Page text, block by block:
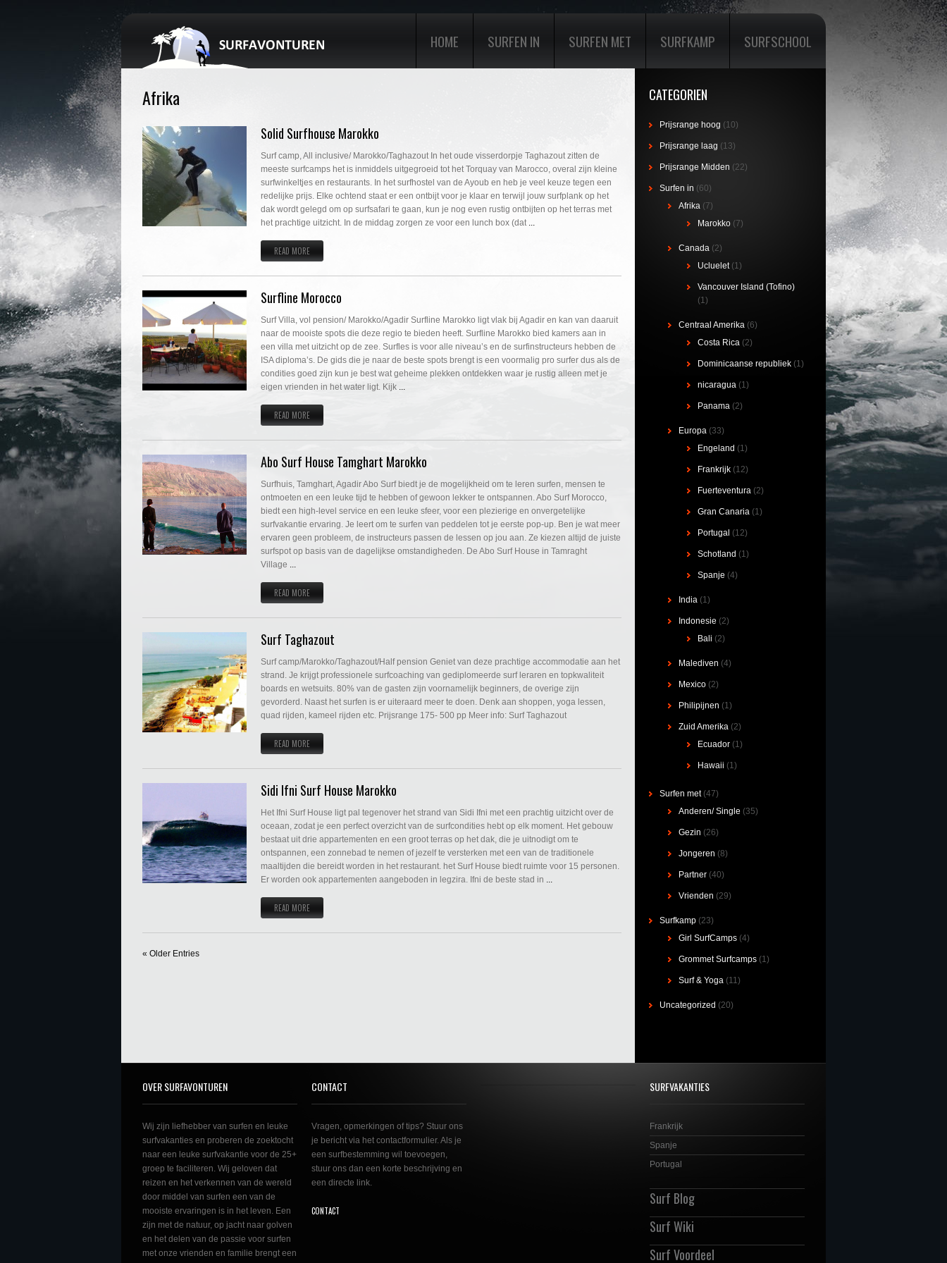
HOME SURFEN IN SURFEN MET SURFKAMP SURFSCHOOL
Afrika
Solid Surfhouse Marokko
Surf camp, All inclusive/ Marokko/Taghazout In het oude visserdorpje Taghazout zitten de
meeste surfcamps het is inmiddels uitgegroeid tot het Torquay van Marocco, overal zijn kleine
surfwinkeltjes en restaurants. In het surfhostel van de Ayoub en heb je veel keuze tegen een
redelijke prijs. Elke ochtend staat er een ontbijt voor je klaar en terwijl jouw surfplank op het
dak wordt gelegd om op surfsafari te gaan, kun je nog even rustig ontbijten op het terras met
het prachtige uitzicht. In de middag zorgen ze voor een lunch box (dat ...
READ MORE
Surfline Morocco
Surf Villa, vol pension/ Marokko/Agadir Surfline Marokko ligt vlak bij Agadir en kan van daaruit
naar de mooiste spots die deze regio te bieden heeft. Surfline Marokko bied kamers aan in
een villa met uitzicht op de zee. Surfles is voor alle niveau’s en de surfinstructeurs hebben de
ISA diploma’s. De gids die je naar de beste spots brengt is een voormalig pro surfer dus als de
condities goed zijn kun je best wat geheime plekken ontdekken waar je rustig alleen met je
eigen vrienden in het water ligt. Kijk ...
READ MORE
Abo Surf House Tamghart Marokko
Surfhuis, Tamghart, Agadir Abo Surf biedt je de mogelijkheid om te leren surfen, mensen te
ontmoeten en een leuke tijd te hebben of gewoon lekker te ontspannen. Abo Surf Morocco,
biedt een high-level service en een leuke sfeer, voor een plezierige en onvergetelijke
surfvakantie ervaring. Je leert om te surfen van peddelen tot je eerste pop-up. Ben je wat meer
ervaren geen probleem, de instructeurs passen de lessen op jou aan. Ze kiezen altijd de juiste
surfspot op basis van de dagelijkse omstandigheden. De Abo Surf House in Tamraght
Village ...
READ MORE
Surf Taghazout
Surf camp/Marokko/Taghazout/Half pension Geniet van deze prachtige accommodatie aan het
strand. Je krijgt professionele surfcoaching van gediplomeerde surf leraren en topkwaliteit
boards en wetsuits. 80% van de gasten zijn voornamelijk beginners, de overige zijn
gevorderd. Naast het surfen is er uiteraard meer te doen. Denk aan shoppen, yoga lessen,
quad rijden, kameel rijden etc. Prijsrange 175- 500 pp Meer info: Surf Taghazout
READ MORE
Sidi Ifni Surf House Marokko
Het Ifni Surf House ligt pal tegenover het strand van Sidi Ifni met een prachtig uitzicht over de
oceaan, zodat je een perfect overzicht van de surfcondities hebt op elk moment. Het gebouw
bestaat uit drie appartementen en een groot terras op het dak, die je uitnodigt om te
ontspannen, een zonnebad te nemen of jezelf te versterken met een van de traditionele
maaltijden die bereidt worden in het restaurant. het Surf House biedt ruimte voor 15 personen.
Er worden ook appartementen aangeboden in legzira. Ifni de beste stad in ...
READ MORE
« Older Entries
CATEGORIEN
Prijsrange hoog (10)
Prijsrange laag (13)
Prijsrange Midden (22)
Surfen in (60)
Afrika (7)
Marokko (7)
Canada (2)
Ucluelet(1)
Vancouver Island (Tofino)
(1)
Centraal Amerika (6)
Costa Rica (2)
Dominicaanse republiek (1)
nicaragua (1)
Panama (2)
Europa (33)
Engeland (1)
Frankrijk (12)
Fuerteventura (2)
Gran Canaria (1)
Portugal (12)
Schotland (1)
Spanje (4)
India (1)
Indonesie (2)
Bali (2)
Malediven (4)
Mexico (2)
Philipijnen (1)
Zuid Amerika (2)
Ecuador (1)
Hawaii (1)
Surfen met(47)
Anderen/ Single (35)
Gezin (26)
Jongeren (8)
Partner (40)
Vrienden (29)
Surfkamp (23)
Girl SurfCamps (4)
Grommet Surfcamps (1)
Surf & Yoga (11)
Uncategorized (20)
OVER SURFAVONTUREN
Wij zijn liefhebber van surfen en leuke
surfvakanties en proberen de zoektocht
naar een leuke surfvakantie voor de 25+
groep te faciliteren. Wij geloven dat
reizen en het verkennen van de wereld
door middel van surfen een van de
mooiste ervaringen is in het leven. Een
zijn met de natuur, op jacht naar golven
en het delen van de passie voor surfen
met onze vrienden en familie brengt een
CONTACT
Vragen, opmerkingen of tips? Stuur ons
je bericht via het contactformulier. Als je
een surfbestemming wil toevoegen,
stuur ons dan een korte beschrijving en
een directe link.
CONTACT
SURFVAKANTIES
Frankrijk
Spanje
Portugal
Surf Blog
Surf Wiki
Surf Voordeel